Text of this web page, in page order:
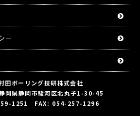
ー
田ボーリング技研株式会社
岡県静岡市駿河区北丸子1-30-45
1251 FAX: 054-257-1296